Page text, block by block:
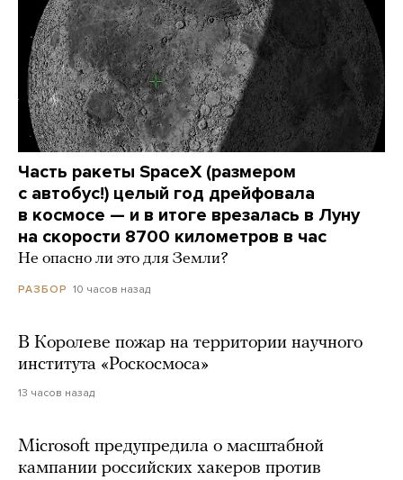
Часть ракеты SpaceX (размером
с автобус!) целый год дрейфовала
в космосе — и в итоге врезалась в Луну
на скорости 8700 километров в час
Не опасно ли это для Земли?
РАЗБОР 10 часов назад
В Королеве пожар на территории научного
института «Роскосмоса»
13 часов назад
Microsoft предупредила о масштабной
кампании российских хакеров против